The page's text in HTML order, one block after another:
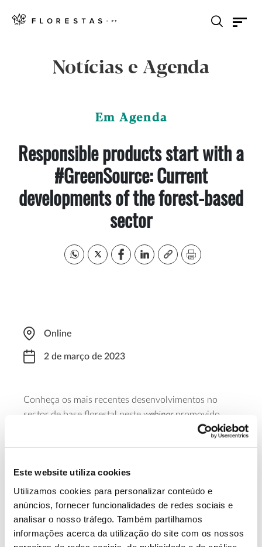
Este website utiliza cookies
Utilizamos cookies para personalizar conteúdo e
anúncios, fornecer funcionalidades de redes sociais e
analisar o nosso tráfego. Também partilhamos
informações acerca da utilização do site com os nossos
Notícias e Agenda
Em Agenda
Responsible products start with a
#GreenSource: Current
developments of the forest-based
sector
Online
2 de março de 2023
Conheça os mais recentes desenvolvimentos no
sector de base florestal neste webinarpromovido
pela CEPI, a Confederação Europeia de Indústrias de
nova Estratégia da UE para as Florestas e sobre a
recursos, entre outros temas.
Saiba mais sobre este webinar.